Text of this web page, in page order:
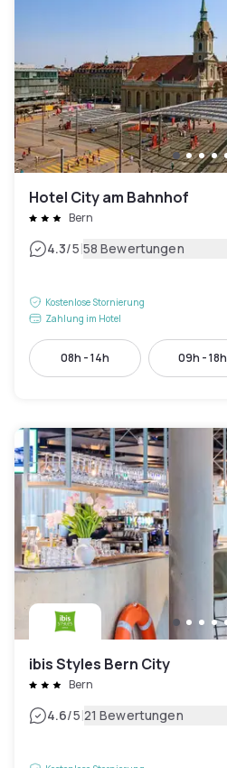
Hotel City am Bahnhof
Bern
4.3/5|58 Bewertungen
Kostenlose Stornierung
Zahlung im Hotel
08h - 14h 09h - 18h
ibis Styles Bern City
Bern
4.6/5|21 Bewertungen